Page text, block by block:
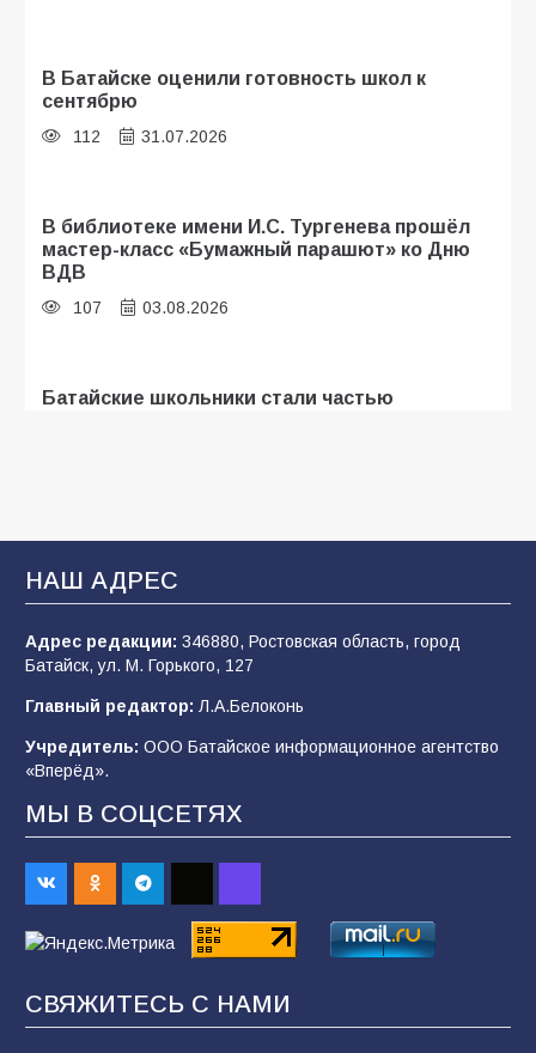
В Батайске оценили готовность школ к
сентябрю
112 31.07.2026
В библиотеке имени И.С. Тургенева прошёл
мастер-класс «Бумажный парашют» ко Дню
ВДВ
107 03.08.2026
Батайские школьники стали частью
«Мобилизация или набор?» Что на самом
деле происходит в армии России в августе
2026 года
В Батайске продолжаются дорожные работы
98 04.08.2026
«Пургу нести — не поля переходить»: почему
заявления о мобилизации — это
пропагандистский вброс
01.08.2026
Будет ли мобилизация в России в 2026 году
после выборов: в Госдуме дали ответ
НАШ АДРЕС
Адрес редакции: 346880, Ростовская область, город
Батайск, ул. М. Горького, 127
Главный редактор: Л.А.Белоконь
Учредитель: ООО Батайское информационное агентство
«Вперёд».
МЫ В СОЦСЕТЯХ
СВЯЖИТЕСЬ С НАМИ